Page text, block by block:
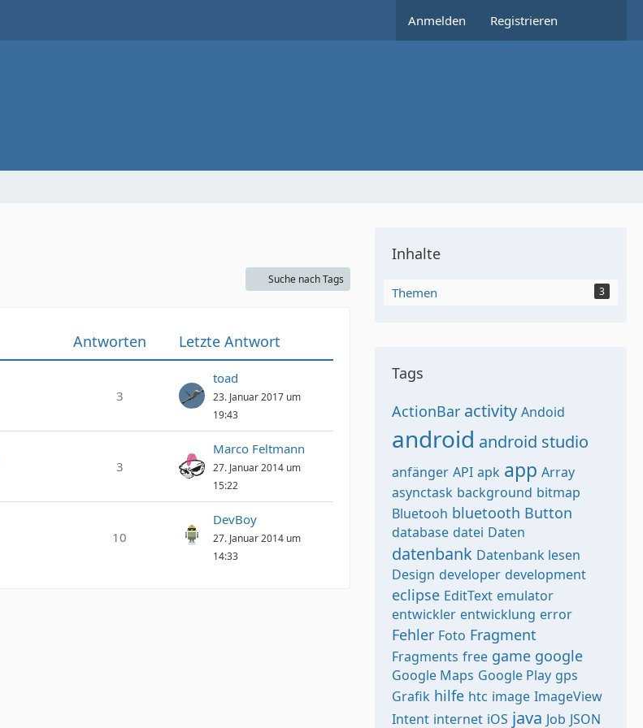
Anmelden Registrieren
Suche nach Tags
Antworten Letzte Antwort
3
toad
23. Januar 2017 um
19:43
3
Marco Feltmann
27. Januar 2014 um
15:22
10
DevBoy
27. Januar 2014 um
14:33
Inhalte
Themen 3
Tags
ActionBar activity Andoid
android android studio
anfänger API apk app Array
asynctask background bitmap
Bluetooh bluetooth Button
database datei Daten
datenbank Datenbank lesen
Design developer development
eclipse EditText emulator
entwickler entwicklung error
Fehler Foto Fragment
Fragments free game google
Google Maps Google Play gps
Grafik hilfe htc image ImageView
Intent internet iOS java Job JSON